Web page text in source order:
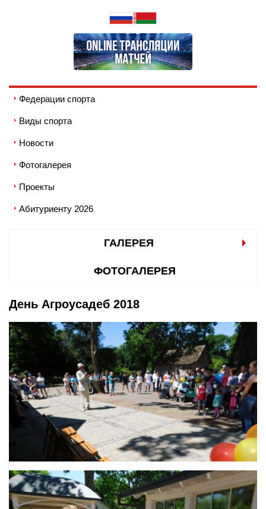
Федерации спорта
Виды спорта
Новости
Фотогалерея
Проекты
Абитуриенту 2026
ГАЛЕРЕЯ
ФОТОГАЛЕРЕЯ
День Агроусадеб 2018